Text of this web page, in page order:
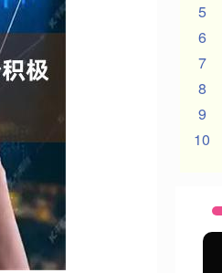
5
6
7
8
9
10
-20.27